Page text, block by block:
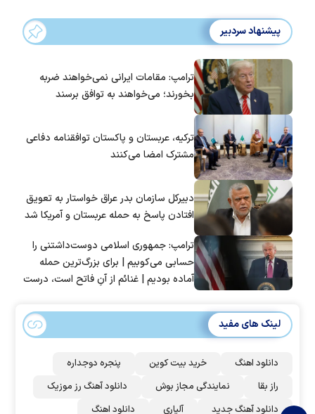
پیشنهاد سردبیر
ترامپ: مقامات ایرانی نمی‌خواهند ضربه
بخورند؛ می‌خواهند به توافق برسند
ترکیه، عربستان و پاکستان توافقنامه دفاعی
مشترک امضا می‌کنند
دبیرکل سازمان بدر عراق خواستار به تعویق
افتادن پاسخ به حمله عربستان و آمریکا شد
ترامپ: جمهوری اسلامی دوست‌داشتنی را
حسابی می‌کوبیم | برای بزرگ‌ترین حمله
آماده بودیم | غنائم از آنِ فاتح است، درست
لینک های مفید
دانلود اهنگ خرید بیت کوین
پنجره دوجداره
راز بقا
نمایندگی مجاز بوش
دانلود آهنگ رز‌ موزیک
دانلود آهنگ جدید
آلپاری دانلود اهنگ